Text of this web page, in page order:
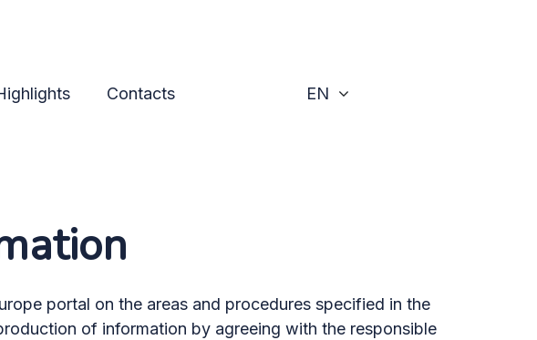
Contacts EN
portal on the areas and procedures specified in the
of information by agreeing with the responsible